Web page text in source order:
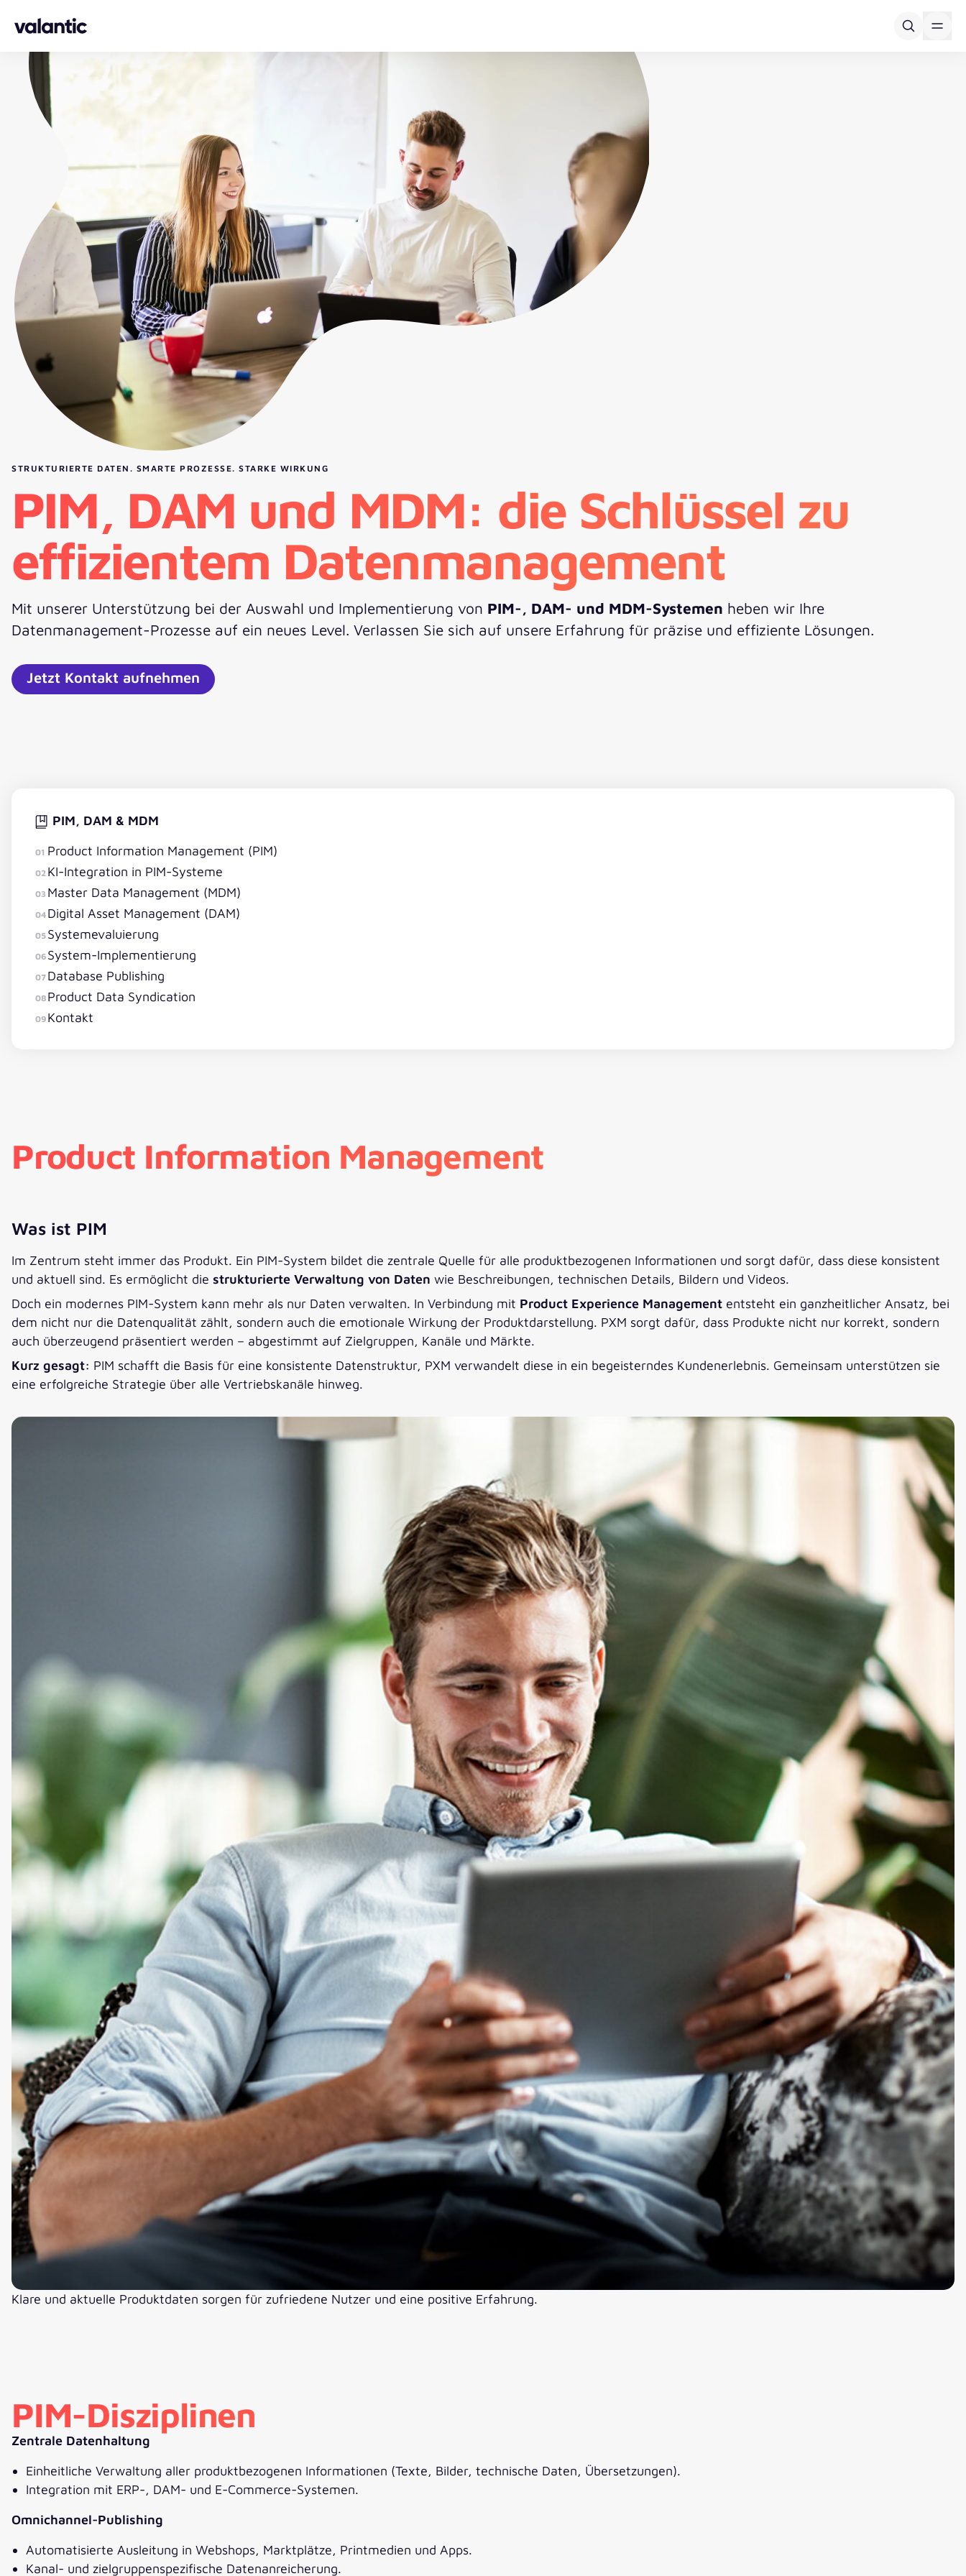
STRUKTURIERTE DATEN. SMARTE PROZESSE. STARKE WIRKUNG
PIM, DAM und MDM: die Schlüssel zu
effizientem Datenmanagement
Mit unserer Unterstützung bei der Auswahl und Implementierung von PIM-, DAM- und MDM-Systemen heben wir Ihre
Datenmanagement-Prozesse auf ein neues Level. Verlassen Sie sich auf unsere Erfahrung für präzise und effiziente Lösungen.
Jetzt Kontakt aufnehmen
PIM, DAM & MDM
01 Product Information Management (PIM)
02 KI-Integration in PIM-Systeme
03 Master Data Management (MDM)
04 Digital Asset Management (DAM)
05 Systemevaluierung
06 System-Implementierung
07 Database Publishing
08 Product Data Syndication
09 Kontakt
Product Information Management
Was ist PIM
Im Zentrum steht immer das Produkt. Ein PIM-System bildet die zentrale Quelle für alle produktbezogenen Informationen und sorgt dafür, dass diese konsistent
und aktuell sind. Es ermöglicht die strukturierte Verwaltung von Daten wie Beschreibungen, technischen Details, Bildern und Videos.
Doch ein modernes PIM-System kann mehr als nur Daten verwalten. In Verbindung mit Product Experience Management entsteht ein ganzheitlicher Ansatz, bei
dem nicht nur die Datenqualität zählt, sondern auch die emotionale Wirkung der Produktdarstellung. PXM sorgt dafür, dass Produkte nicht nur korrekt, sondern
auch überzeugend präsentiert werden – abgestimmt auf Zielgruppen, Kanäle und Märkte.
Kurz gesagt: PIM schafft die Basis für eine konsistente Datenstruktur, PXM verwandelt diese in ein begeisterndes Kundenerlebnis. Gemeinsam unterstützen sie
eine erfolgreiche Strategie über alle Vertriebskanäle hinweg.
Klare und aktuelle Produktdaten sorgen für zufriedene Nutzer und eine positive Erfahrung.
PIM-Disziplinen
Zentrale Datenhaltung
Einheitliche Verwaltung aller produktbezogenen Informationen (Texte, Bilder, technische Daten, Übersetzungen).
Integration mit ERP-, DAM- und E-Commerce-Systemen.
Omnichannel-Publishing
Automatisierte Ausleitung in Webshops, Marktplätze, Printmedien und Apps.
Kanal- und zielgruppenspezifische Datenanreicherung.